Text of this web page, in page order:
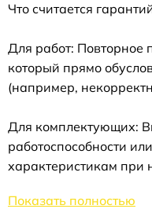
Что считается
Для работ: Повторное
который прямо
(например,
Для комплектующих:
работоспособности
характеристикам при
Показать полностью